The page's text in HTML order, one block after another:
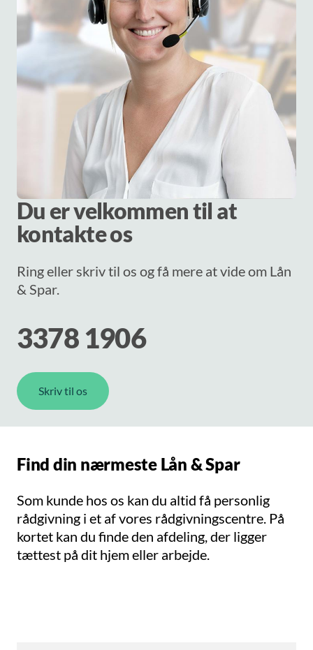
Du er velkommen til at
kontakte os
Ring eller skriv til os og få mere at vide om Lån
& Spar.
3378 1906
Skriv til os
Find din nærmeste Lån & Spar
Som kunde hos os kan du altid få personlig
rådgivning i et af vores rådgivningscentre. På
kortet kan du finde den afdeling, der ligger
tættest på dit hjem eller arbejde.